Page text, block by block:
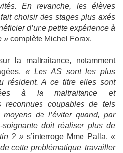
En revanche, les élèves
choisir des stages plus axés
d’une petite expérience à
» complète Michel Forax.
la maltraitance, notamment
« Les AS sont les plus
résident. A ce titre elles sont
à la maltraitance et
reconnues coupables de tels
de l’éviter quand, par
doit réaliser plus de
? »s’interroge Mme Palla.«
cette problématique, travailler